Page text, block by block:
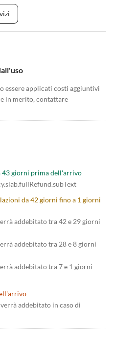
essere applicati costi aggiuntivi
in merito, contattare
43 giorni prima dell'arrivo
da 42 giorni fino a 1 giorni
addebitato tra 42 e 29 giorni
addebitato tra 28 e 8 giorni
addebitato tra 7 e 1 giorni
addebitato in caso di